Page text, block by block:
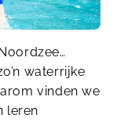
waterrijke
vinden we
leren